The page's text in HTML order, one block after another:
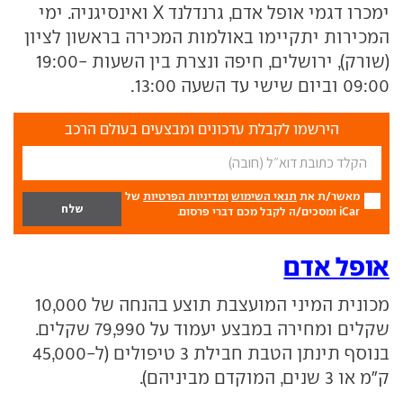
ימכרו דגמי אופל אדם, גרנדלנד X ואינסיגניה. ימי
המכירות יתקיימו באולמות המכירה בראשון לציון
(שורק), ירושלים, חיפה ונצרת בין השעות 19:00-
09:00 וביום שישי עד השעה 13:00.
הירשמו לקבלת עדכונים ומבצעים בעולם הרכב
מאשר/ת את תנאי השימוש ומדיניות הפרטיות של
iCar ומסכים/ה לקבל מכם דברי פרסום.
אופל אדם
מכונית המיני המועצבת תוצע בהנחה של 10,000
שקלים ומחירה במבצע יעמוד על 79,990 שקלים.
בנוסף תינתן הטבת חבילת 3 טיפולים (ל-45,000
ק"מ או 3 שנים, המוקדם מביניהם).